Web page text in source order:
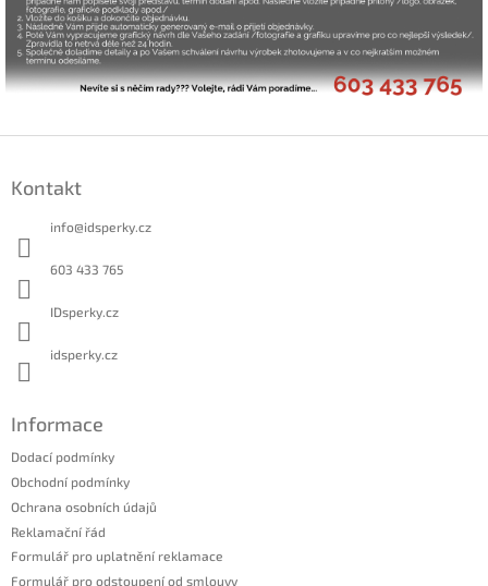
Kontakt
info@idsperky.cz
603 433 765
IDsperky.cz
idsperky.cz
Informace
Dodací podmínky
Obchodní podmínky
Ochrana osobních údajů
Reklamační řád
Formulář pro uplatnění reklamace
Formulář pro odstoupení od smlouvy